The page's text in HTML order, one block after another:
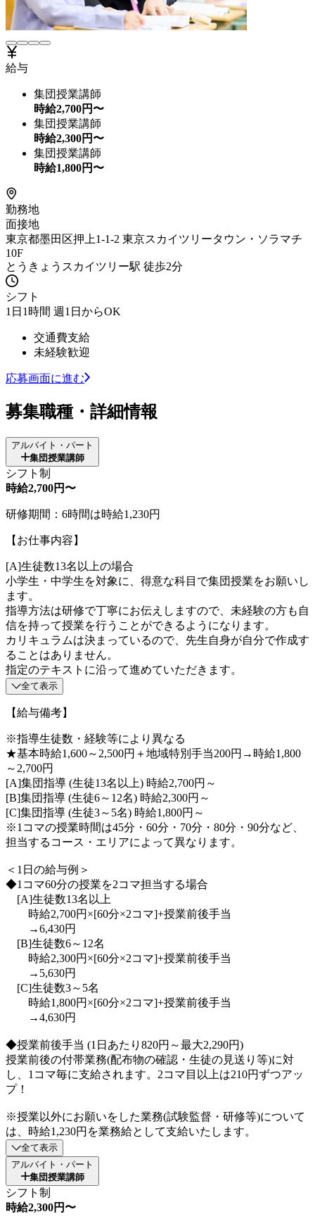
給与
集団授業講師
時給2,700円〜
集団授業講師
時給2,300円〜
集団授業講師
時給1,800円〜
勤務地
面接地
東京都墨田区押上1-1-2 東京スカイツリータウン・ソラマチ
10F
とうきょうスカイツリー駅 徒歩2分
シフト
1日1時間 週1日からOK
交通費支給
未経験歓迎
応募画面に進む
募集職種・詳細情報
アルバイト・パート
集団授業講師
シフト制
時給2,700円〜
研修期間：6時間は時給1,230円
【お仕事内容】
[A]生徒数13名以上の場合
小学生・中学生を対象に、得意な科目で集団授業をお願いし
ます。
指導方法は研修で丁寧にお伝えしますので、未経験の方も自
信を持って授業を行うことができるようになります。
カリキュラムは決まっているので、先生自身が自分で作成す
ることはありません。
指定のテキストに沿って進めていただきます。
全て表示
【給与備考】
※指導生徒数・経験等により異なる
★基本時給1,600～2,500円＋地域特別手当200円→時給1,800
～2,700円
[A]集団指導 (生徒13名以上) 時給2,700円～
[B]集団指導 (生徒6～12名) 時給2,300円～
[C]集団指導 (生徒3～5名) 時給1,800円～
※1コマの授業時間は45分・60分・70分・80分・90分など、
担当するコース・エリアによって異なります。
＜1日の給与例＞
◆1コマ60分の授業を2コマ担当する場合
[A]生徒数13名以上
時給2,700円×[60分×2コマ]+授業前後手当
→6,430円
[B]生徒数6～12名
時給2,300円×[60分×2コマ]+授業前後手当
→5,630円
[C]生徒数3～5名
時給1,800円×[60分×2コマ]+授業前後手当
→4,630円
◆授業前後手当 (1日あたり820円～最大2,290円)
授業前後の付帯業務(配布物の確認・生徒の見送り等)に対
し、1コマ毎に支給されます。2コマ目以上は210円ずつアッ
プ！
※授業以外にお願いをした業務(試験監督・研修等)について
は、時給1,230円を業務給として支給いたします。
全て表示
アルバイト・パート
集団授業講師
シフト制
時給2,300円〜